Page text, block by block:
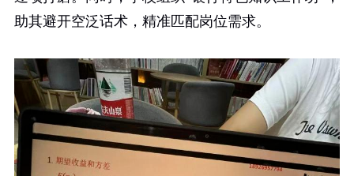
助其避开空泛话术，精准匹配岗位需求。